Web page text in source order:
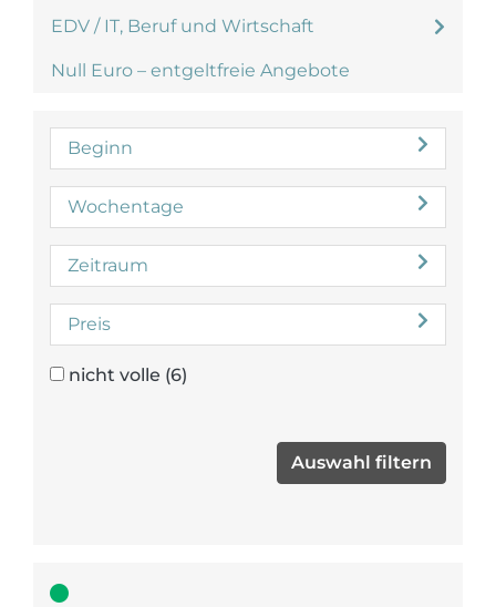
EDV / IT, Beruf und Wirtschaft
Null Euro – entgeltfreie Angebote
Beginn
Wochentage
Zeitraum
Preis
nicht volle (6)